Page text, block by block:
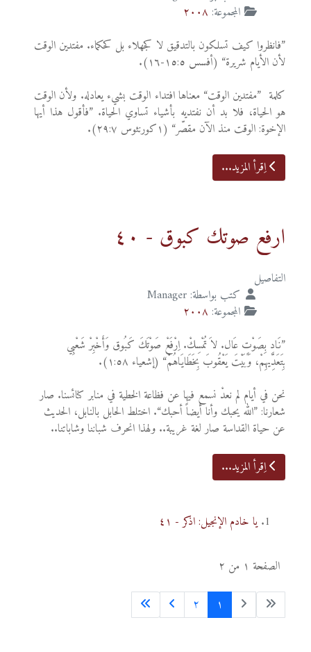
المجموعة: ٢٠٠٨
”فانظروا كيف تسلكون بالتدقيق لا كجهلاء بل كحكماء. مفتدين الوقت
لأن الأيام شريرة“ (أفسس ١٥:٥-١٦).
كلمة ”مفتدين الوقت“ معناها افتداء الوقت بشيء يعادله. ولأن الوقت
هو الحياة، فلا بد أن نفتديه بأشياء تساوي الحياة. ”فأقول هذا أيها
الإخوة: الوقت منذ الآن مقصّر“ (١كورنثوس ٢٩:٧).
اِقرأ المزيد...
ارفع صوتك كبوق - ٤٠
التفاصيل
كتب بواسطة: Manager
المجموعة: ٢٠٠٨
”نَادِ بِصَوْتٍ عَال. لاَ تُمْسِكْ. اِرْفَعْ صَوْتَكَ كَبُوق وَأَخْبِرْ شَعْبِي
بِتَعَدِّيهِمْ، وَبَيْتَ يَعْقُوبَ بِخَطَايَاهُمْ“ (إشعياء ١:٥٨).
نحن في أيام لم نعدْ نسمع فيها عن فظاعة الخطية في منابر كنائسنا. صار
شعارنا: ”الله يحبك وأنا أيضاً أحبك“. اختلط الحابل بالنابل، الحديث
عن حياة القداسة صار لغة غريبة.. ولهذا انحرف شباننا وشاباتنا..
اِقرأ المزيد...
يا خادم الإنجيل: اذكر - ٤١
الصفحة ١ من ٢
١
٢